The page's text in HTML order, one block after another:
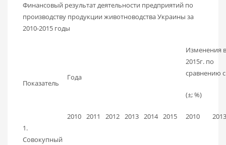
Финансовый результат деятельности предприятий по
производству продукции животноводства Украины за
2010-2015 годы
Показатель
Года
Изменения в
2015г. по
сравнению
(±; %)
2010 2011 2012 2013 2014 2015 2010
2013
1.
Совокупный